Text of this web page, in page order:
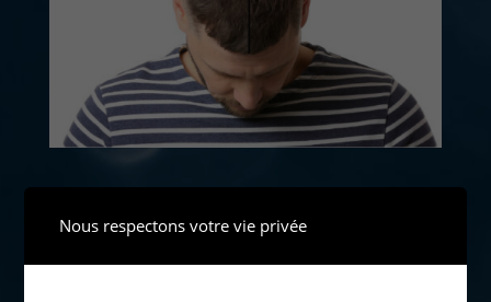
Nous respectons votre vie privée